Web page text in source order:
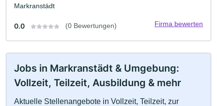
Markranstädt
0.0 (0 Bewertungen) Firma bewerten
Jobs in Markranstädt & Umgebung:
Vollzeit, Teilzeit, Ausbildung & mehr
Aktuelle Stellenangebote in Vollzeit, Teilzeit, zur